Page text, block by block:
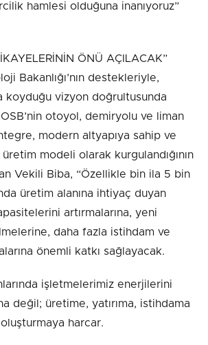
hamlesi olduğuna inanıyoruz”
ÖNÜ AÇILACAK”
Bakanlığı’nın destekleriyle,
koyduğu vizyon doğrultusunda
otoyol, demiryolu ve liman
modern altyapıya sahip ve
modeli olarak kurgulandığının
Vekili Biba, “Özellikle bin ila 5 bin
üretim alanına ihtiyaç duyan
artırmalarına, yeni
daha fazla istihdam ve
önemli katkı sağlayacak.
işletmelerimiz enerjilerini
değil; üretime, yatırıma, istihdama
harcar.